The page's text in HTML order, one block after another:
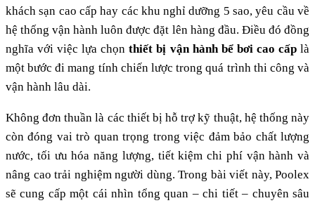
khách sạn cao cấp hay các khu nghỉ dưỡng 5 sao, yêu cầu về
hệ thống vận hành luôn được đặt lên hàng đầu. Điều đó đồng
nghĩa với việc lựa chọnthiết bị vận hành bể bơi cao cấplà
một bước đi mang tính chiến lược trong quá trình thi công và
vận hành lâu dài.
Không đơn thuần là các thiết bị hỗ trợ kỹ thuật, hệ thống này
còn đóng vai trò quan trọng trong việc đảm bảo chất lượng
nước, tối ưu hóa năng lượng, tiết kiệm chi phí vận hành và
nâng cao trải nghiệm người dùng. Trong bài viết này, Poolex
sẽ cung cấp một cái nhìn tổng quan – chi tiết – chuyên sâu